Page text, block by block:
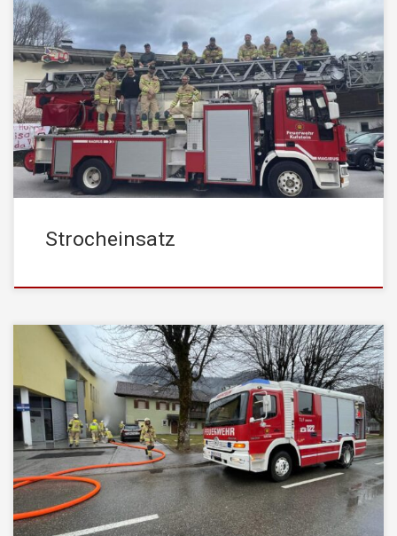
Am 03. Februar 2024, wurde unser Feuerwehrstorch um 16:49
Uhr zu einem Einsatz alarmiert. Einsatzgrund war die Geburt der
kleinen ELISA, die mit 3562g und einer Größe von 50cm das
Licht der Welt erblickte. Wir gratulieren und wünschen alles Gute
den stolzen Eltern Louisa und Hannes zu ihrem Nachwuchs!
Strocheinsatz
Am Donnerstag, den 01. Februar 2024, wurde die
STADTFEUERWEHR Kufstein zu einem Brand in einem
Gewerbebetrieb im Stadtteil Sparchen alarmiert. Beim Eintreffen
vom Einsatzleiter wurde bereits eine starke Rauchentwicklung
aus dem Gebäude festgestellt. Sofort wurde ein Atemschutztrupp
ausgerüstet und entsandt, um einen Innenangriff zu starten und
den Brandherd zu lokalisieren. […]